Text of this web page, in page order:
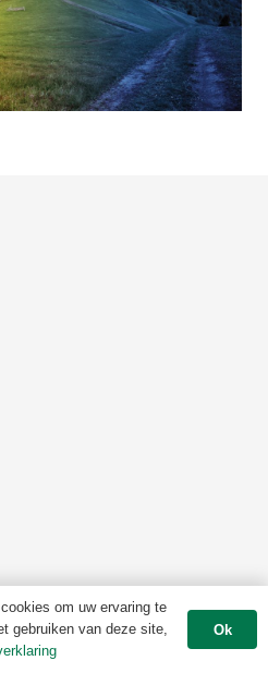
om uw ervaring te
gebruiken van deze site,
Ok